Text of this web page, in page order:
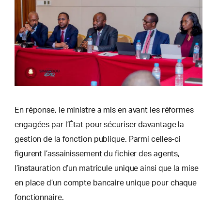
En réponse, le ministre a mis en avant les réformes
engagées par l’État pour sécuriser davantage la
gestion de la fonction publique. Parmi celles-ci
figurent l’assainissement du fichier des agents,
l’instauration d’un matricule unique ainsi que la mise
en place d’un compte bancaire unique pour chaque
fonctionnaire.